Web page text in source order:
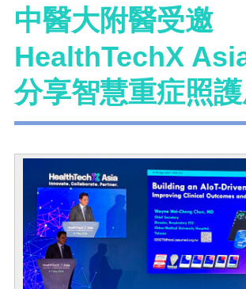
中醫大附醫受邀
HealthTechX
分享智慧重症照